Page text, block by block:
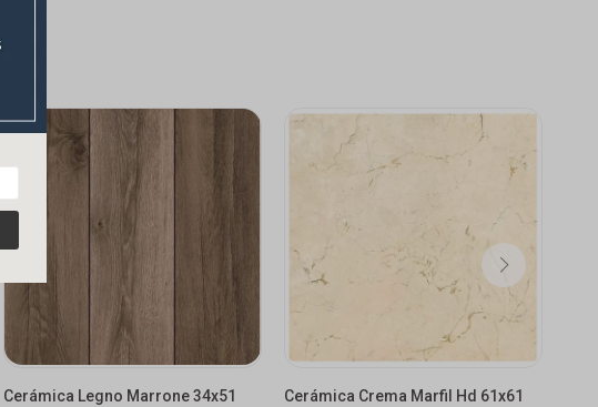
Cerámica Legno Marrone 34x51
Cerámica Crema Marfil Hd 61x61